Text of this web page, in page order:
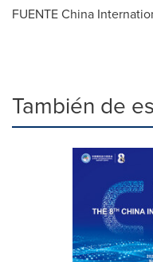
FUENTE China
También de